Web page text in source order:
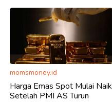
momsmoney.id
Harga Emas Spot Mulai Naik
Setelah PMI AS Turun